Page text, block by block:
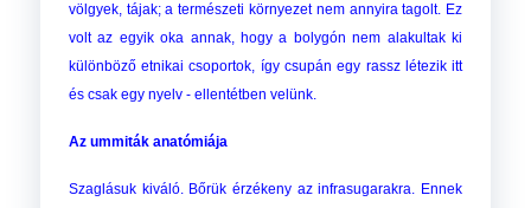
völgyek, tájak; a természeti környezet nem annyira tagolt. Ez
volt az egyik oka annak, hogy a bolygón nem alakultak ki
különböző etnikai csoportok, így csupán egy rassz létezik itt
és csak egy nyelv - ellentétben velünk.
Az ummiták anatómiája
Szaglásuk kiváló. Bőrük érzékeny az infrasugarakra. Ennek